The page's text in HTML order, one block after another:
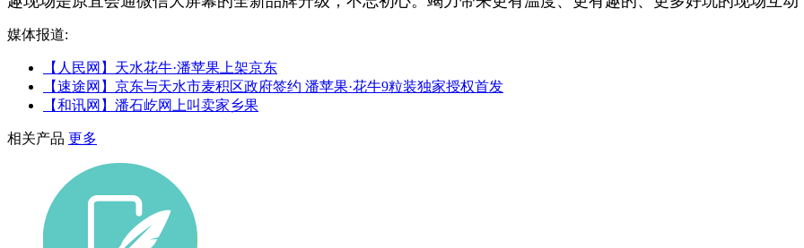
媒体报道:
【人民网】天水花牛·潘苹果上架京东
【速途网】京东与天水市麦积区政府签约 潘苹果·花牛9粒装独家授权首发
【和讯网】潘石屹网上叫卖家乡果
相关产品 更多